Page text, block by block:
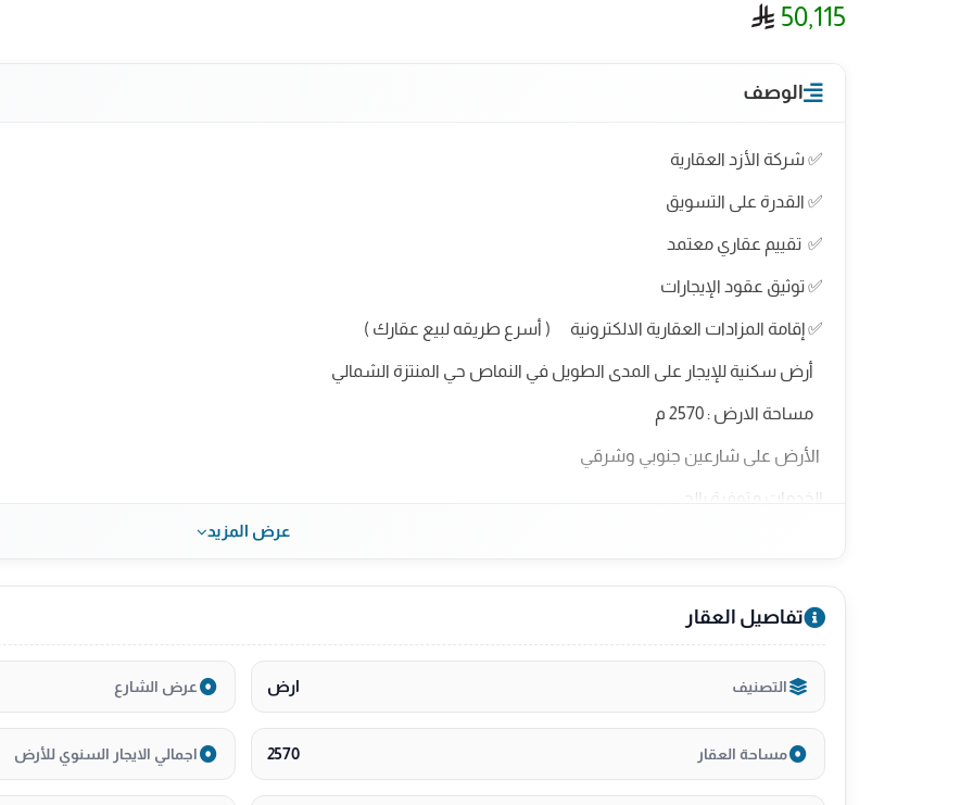
50,115
الوصف
✅ شركة الأزد العقارية
✅ القدرة على التسويق
✅ تقييم عقاري معتمد
✅ توثيق عقود الإيجارات
✅ إقامة المزادات العقارية الالكترونية ( أسرع طريقه لبيع عقارك )
أرض سكنية للإيجار على المدى الطويل في النماص حي المنتزة الشمالي
مساحة الارض : 2570 م
الأرض على شارعين جنوبي وشرقي
الخدمات متوفرة بالحي
رخصة فال : 1200006125
ترخيص الإعلان : 7200806117
ابو مشاري لمزيد من الاستفسارات
0555754441
اضغط للمحادثة الفورية على الواتساب
wa.me/966555754441
عرض المزيد
تفاصيل العقار
التصنيف ارض عرض الشارع
مساحة العقار 2570 اجمالي الايجار السنوي للأرض